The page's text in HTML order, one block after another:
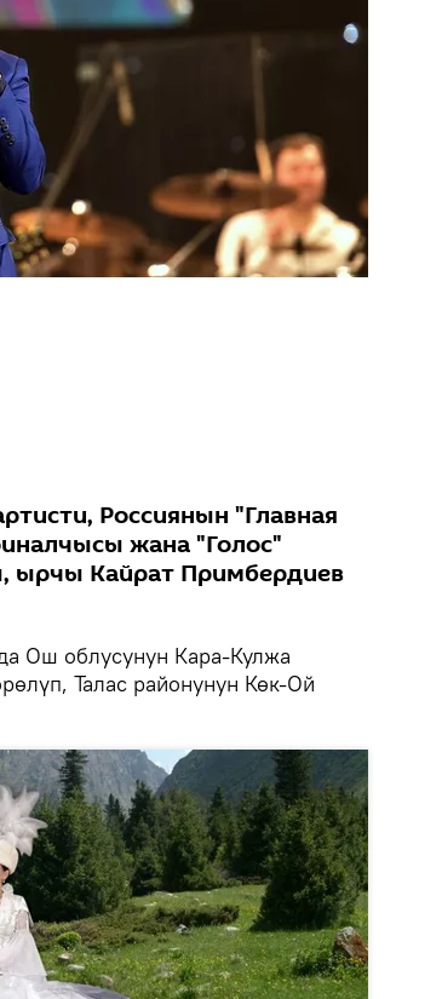
Россиянын "Главная
жана "Голос"
ырчы Кайрат Примбердиев
Ош облусунун Кара-Кулжа
Талас районунун Көк-Ой